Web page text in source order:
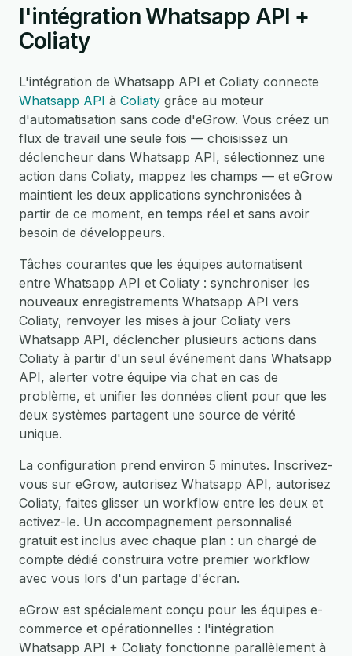
l'intégration Whatsapp API +
Coliaty
L'intégration de Whatsapp API et Coliaty connecte
Whatsapp API à Coliaty grâce au moteur
d'automatisation sans code d'eGrow. Vous créez un
flux de travail une seule fois — choisissez un
déclencheur dans Whatsapp API, sélectionnez une
action dans Coliaty, mappez les champs — et eGrow
maintient les deux applications synchronisées à
partir de ce moment, en temps réel et sans avoir
besoin de développeurs.
Tâches courantes que les équipes automatisent
entre Whatsapp API et Coliaty : synchroniser les
nouveaux enregistrements Whatsapp API vers
Coliaty, renvoyer les mises à jour Coliaty vers
Whatsapp API, déclencher plusieurs actions dans
Coliaty à partir d'un seul événement dans Whatsapp
API, alerter votre équipe via chat en cas de
problème, et unifier les données client pour que les
deux systèmes partagent une source de vérité
unique.
La configuration prend environ 5 minutes. Inscrivez-
vous sur eGrow, autorisez Whatsapp API, autorisez
Coliaty, faites glisser un workflow entre les deux et
activez-le. Un accompagnement personnalisé
gratuit est inclus avec chaque plan : un chargé de
compte dédié construira votre premier workflow
avec vous lors d'un partage d'écran.
eGrow est spécialement conçu pour les équipes e-
commerce et opérationnelles : l'intégration
Whatsapp API + Coliaty fonctionne parallèlement à